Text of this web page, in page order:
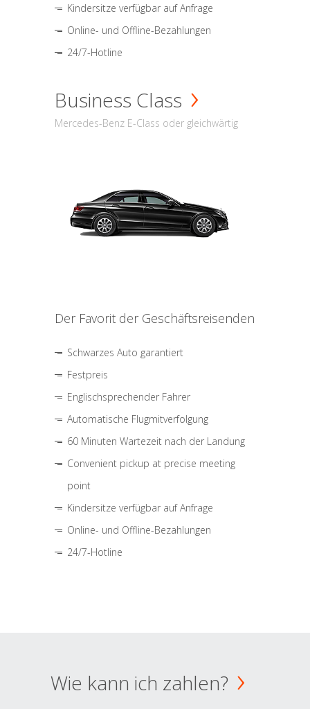
Kindersitze verfügbar auf Anfrage
Online- und Offline-Bezahlungen
24/7-Hotline
Business Class
Mercedes-Benz E-Class oder gleichwärtig
Der Favorit der Geschäftsreisenden
Schwarzes Auto garantiert
Festpreis
Englischsprechender Fahrer
Automatische Flugmitverfolgung
60 Minuten Wartezeit nach der Landung
Convenient pickup at precise meeting
point
Kindersitze verfügbar auf Anfrage
Online- und Offline-Bezahlungen
24/7-Hotline
Wie kann ich zahlen?